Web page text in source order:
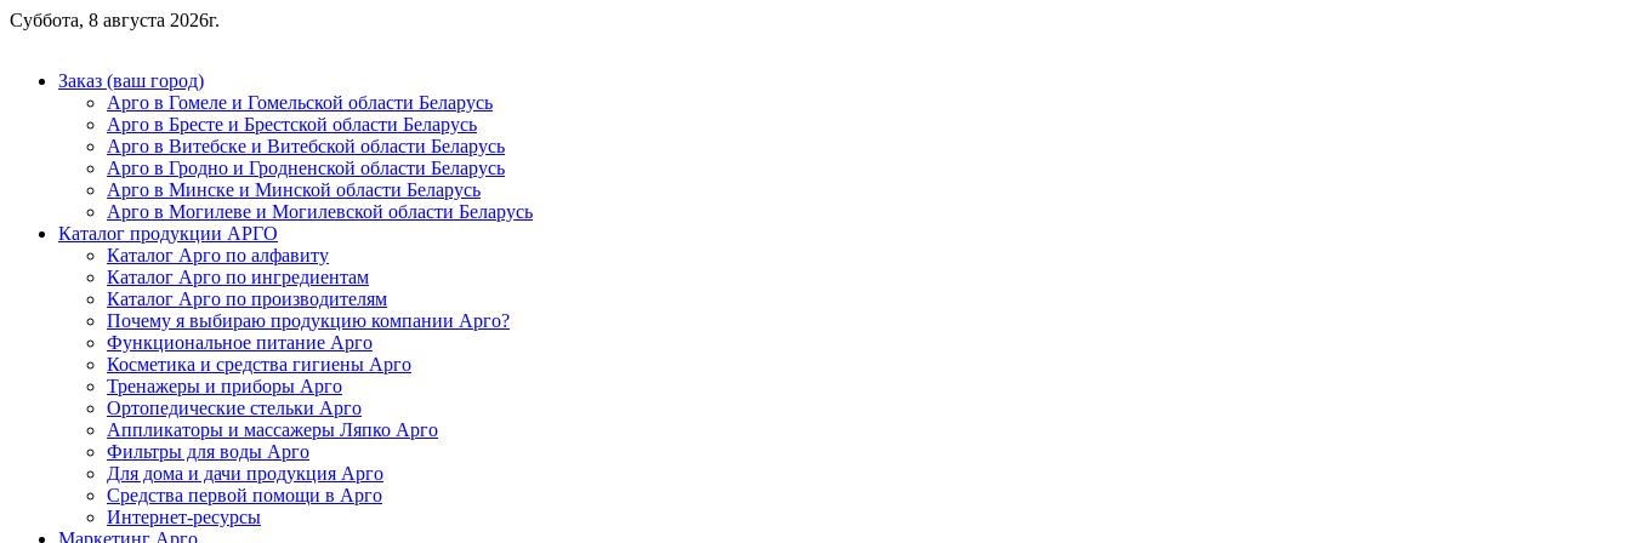
Суббота, 8 августа 2026г.
Заказ (ваш город)
Арго в Гомеле и Гомельской области Беларусь
Арго в Бресте и Брестской области Беларусь
Арго в Витебске и Витебской области Беларусь
Арго в Гродно и Гродненской области Беларусь
Арго в Минске и Минской области Беларусь
Арго в Могилеве и Могилевской области Беларусь
Каталог продукции АРГО
Каталог Арго по алфавиту
Каталог Арго по ингредиентам
Каталог Арго по производителям
Почему я выбираю продукцию компании Арго?
Функциональное питание Арго
Косметика и средства гигиены Арго
Тренажеры и приборы Арго
Ортопедические стельки Арго
Аппликаторы и массажеры Ляпко Арго
Фильтры для воды Арго
Для дома и дачи продукция Арго
Средства первой помощи в Арго
Интернет-ресурсы
Маркетинг Арго